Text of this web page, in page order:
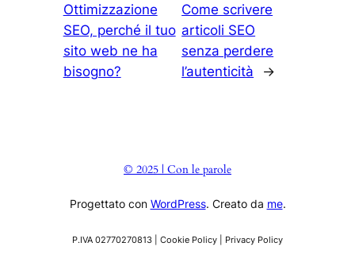
Ottimizzazione
SEO, perché il tuo
sito web ne ha
bisogno?
Come scrivere
articoli SEO
senza perdere
l’autenticità
→
© 2025 | Con le parole
Progettato con WordPress. Creato da me.
P.IVA 02770270813 | Cookie Policy | Privacy Policy